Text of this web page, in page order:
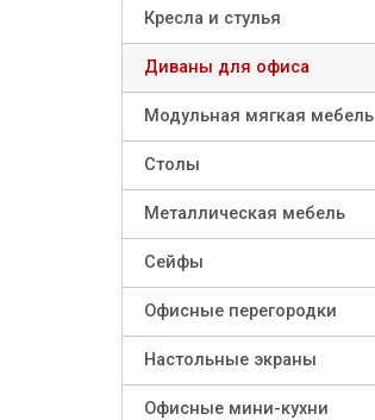
Кресла и стулья
Диваны для офиса
Модульная мягкая мебель
Столы
Металлическая мебель
Сейфы
Офисные перегородки
Настольные экраны
Офисные мини-кухни